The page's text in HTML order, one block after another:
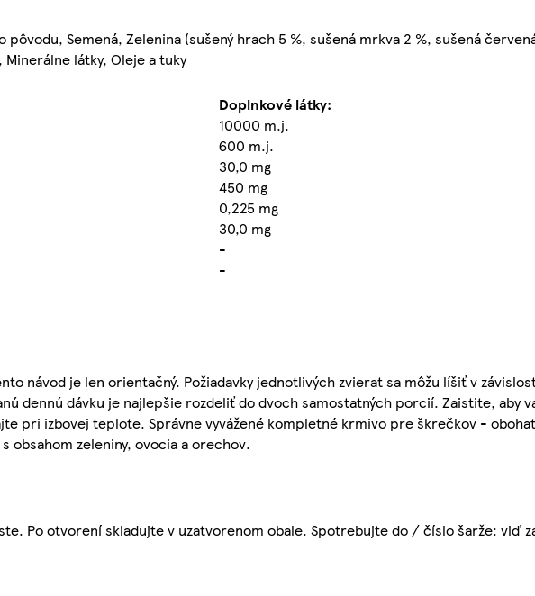
Semená, Zelenina (sušený hrach 5 %, sušená mrkva 2 %, sušená
látky, Oleje a tuky
Doplnkové látky:
10000 m.j.
600 m.j.
30,0 mg
450 mg
0,225 mg
30,0 mg
-
-
návod je len orientačný. Požiadavky jednotlivých zvierat sa môžu líšiť v
dennú dávku je najlepšie rozdeliť do dvoch samostatných porcií. Zaistite, aby
pri izbovej teplote. Správne vyvážené kompletné krmivo pre škrečkov -
obsahom zeleniny, ovocia a orechov.
Po otvorení skladujte v uzatvorenom obale. Spotrebujte do / číslo šarže: viď